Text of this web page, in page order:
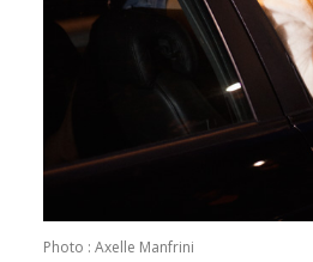
Photo : Axelle Manfrini